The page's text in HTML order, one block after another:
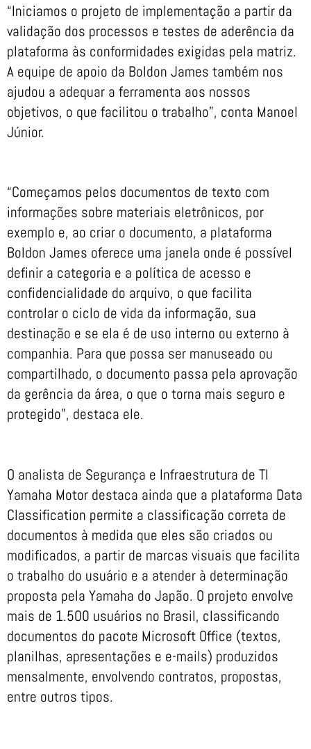
“Iniciamos o projeto de implementação a partir da
validação dos processos e testes de aderência da
plataforma às conformidades exigidas pela matriz.
A equipe de apoio da Boldon James também nos
ajudou a adequar a ferramenta aos nossos
objetivos, o que facilitou o trabalho”, conta Manoel
Júnior.
“Começamos pelos documentos de texto com
informações sobre materiais eletrônicos, por
exemplo e, ao criar o documento, a plataforma
Boldon James oferece uma janela onde é possível
definir a categoria e a política de acesso e
confidencialidade do arquivo, o que facilita
controlar o ciclo de vida da informação, sua
destinação e se ela é de uso interno ou externo à
companhia. Para que possa ser manuseado ou
compartilhado, o documento passa pela aprovação
da gerência da área, o que o torna mais seguro e
protegido”, destaca ele.
O analista de Segurança e Infraestrutura de TI
Yamaha Motor destaca ainda que a plataforma Data
Classification permite a classificação correta de
documentos à medida que eles são criados ou
modificados, a partir de marcas visuais que facilita
o trabalho do usuário e a atender à determinação
proposta pela Yamaha do Japão. O projeto envolve
mais de 1.500 usuários no Brasil, classificando
documentos do pacote Microsoft Office (textos,
planilhas, apresentações e e-mails) produzidos
mensalmente, envolvendo contratos, propostas,
entre outros tipos.